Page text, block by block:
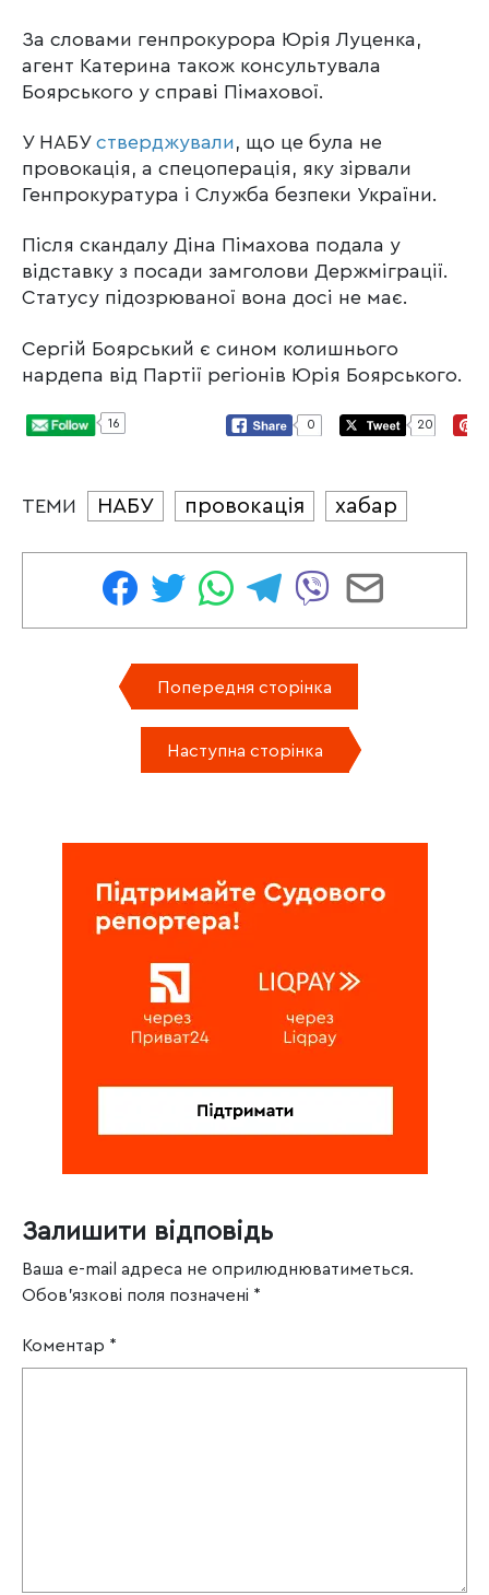
За словами генпрокурора Юрія Луценка,
агент Катерина також консультувала
Боярського у справі Пімахової.
У НАБУ стверджували, що це була не
провокація, а спецоперація, яку зірвали
Генпрокуратура і Служба безпеки України.
Після скандалу Діна Пімахова подала у
відставку з посади замголови Держміграції.
Статусу підозрюваної вона досі не має.
Сергій Боярський є сином колишнього
нардепа від Партії регіонів Юрія Боярського.
16 0 20
ТЕМИ НАБУ провокація хабар
Попередня сторінка
Наступна сторінка
Залишити відповідь
Ваша e-mail адреса не оприлюднюватиметься.
Обов’язкові поля позначені *
Коментар *